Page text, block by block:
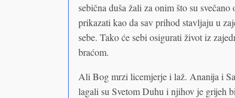
sebična duša žali za onim što su
prikazati kao da sav prihod stavljaju u
sebe. Tako će sebi osigurati život iz
braćom.
Ali Bog mrzi licemjerje i laž. Ananija i
lagali su Svetom Duhu i njihov je grijeh